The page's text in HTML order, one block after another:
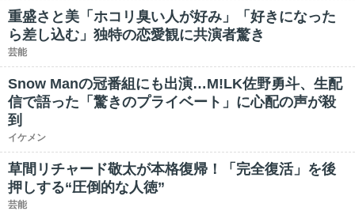
重盛さと美「ホコリ臭い人が好み」「好きになった
ら差し込む」独特の恋愛観に共演者驚き
芸能
Snow Manの冠番組にも出演…M!LK佐野勇斗、生配
信で語った「驚きのプライベート」に心配の声が殺
到
イケメン
草間リチャード敬太が本格復帰！「完全復活」を後
押しする“圧倒的な人徳”
芸能